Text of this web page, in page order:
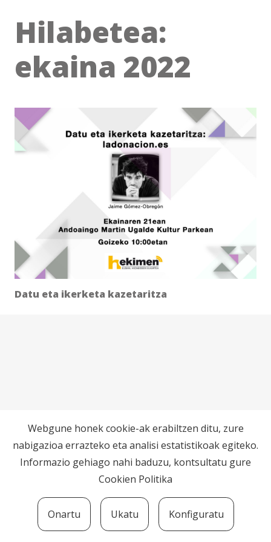
Hilabetea:
ekaina 2022
Datu eta ikerketa kazetaritza
Webgune honek cookie-ak erabiltzen ditu, zure
nabigazioa errazteko eta analisi estatistikoak egiteko.
Informazio gehiago nahi baduzu, kontsultatu gure
Cookien Politika
Onartu Ukatu Konfiguratu